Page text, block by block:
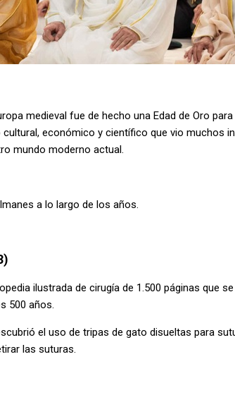
medieval fue de hecho una Edad de Oro
económico y científico que vio muchos
mundo moderno actual.
a lo largo de los años.
ilustrada de cirugía de 1.500 páginas que
500 años.
el uso de tripas de gato disueltas para
las suturas.